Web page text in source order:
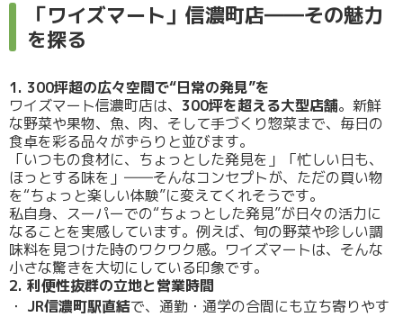
「ワイズマート」信濃町店――その魅力
を探る
1. 300坪超の広々空間で“日常の発見”を
ワイズマート信濃町店は、 300坪を超える大型店舗。新鮮
な野菜や果物、魚、肉、そして手づくり惣菜まで、毎日の
食卓を彩る品々がずらりと並びます。
「いつもの食材に、ちょっとした発見を」「忙しい日も、
ほっとする味を」――そんなコンセプトが、ただの買い物
を“ちょっと楽しい体験”に変えてくれそうです。
私自身、スーパーでの“ちょっとした発見”が日々の活力に
なることを実感しています。例えば、旬の野菜や珍しい調
味料を見つけた時のワクワク感。ワイズマートは、そんな
小さな驚きを大切にしている印象です。
2. 利便性抜群の立地と営業時間
JR信濃町駅直結で、通勤・通学の合間にも立ち寄りやす